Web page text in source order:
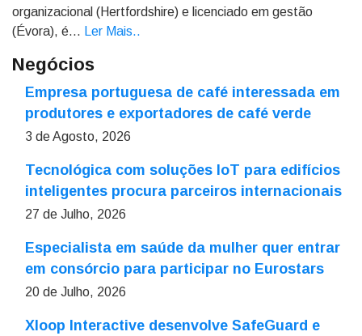
organizacional (Hertfordshire) e licenciado em gestão
(Évora), é...
Ler Mais..
Negócios
Empresa portuguesa de café interessada em
produtores e exportadores de café verde
3 de Agosto, 2026
Tecnológica com soluções IoT para edifícios
inteligentes procura parceiros internacionais
27 de Julho, 2026
Especialista em saúde da mulher quer entrar
em consórcio para participar no Eurostars
20 de Julho, 2026
Xloop Interactive desenvolve SafeGuard e